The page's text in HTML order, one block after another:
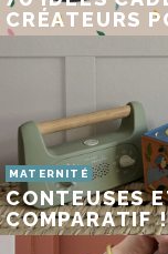
CRÉATEURS
MATERNITÉ
CONTEUSES
COMPARATIF !